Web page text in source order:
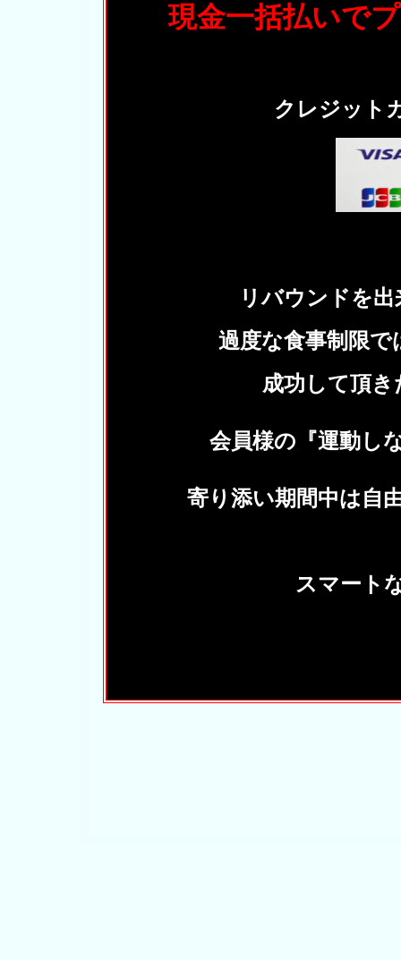
現金一括払いで
クレジット
リバウンドを
過度な食事制限
成功して頂
会員様の『運動し
寄り添い期間中は自
スマート